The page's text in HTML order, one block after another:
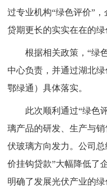
过专业机构“绿色评价”，
贷期更长的实实在在的绿
根据相关政策，“绿
中心负责，并通过湖北
鄂绿通）具体落实。
此次顺利通过“绿色
璃产品的研发、生产与
伏玻璃方向发力。公司
价挂钩贷款”大幅降低了
明确了发展光伏产业的绿